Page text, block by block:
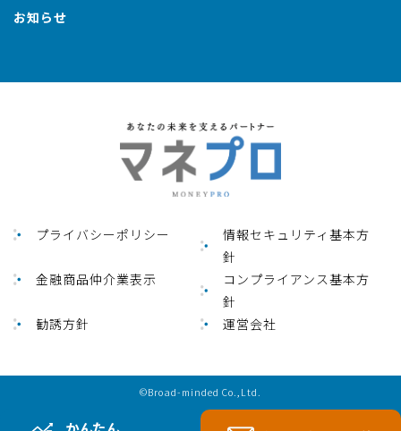
お知らせ
プライバシーポリシー
情報セキュリティ基本方
針
金融商品仲介業表⽰
コンプライアンス基本方
針
勧誘方針
運営会社
©Broad-minded Co.,Ltd.